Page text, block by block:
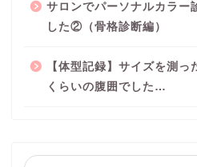
サロンでパーソナルカラー
した②（骨格診断編）
【体型記録】サイズを測
くらいの腹囲でした…